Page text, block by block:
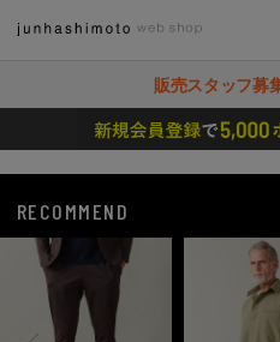
販売スタッフ募
RECOMMEND